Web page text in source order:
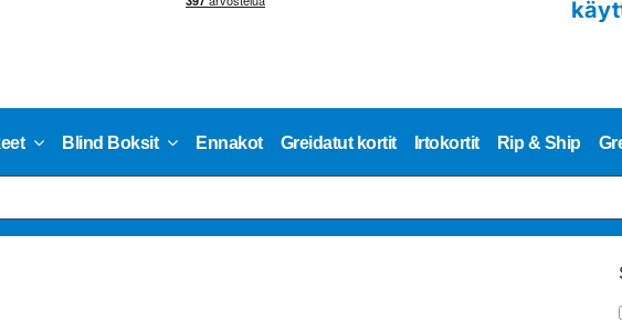
Blind Boksit Ennakot Greidatut kortit Irtokortit Rip & Ship